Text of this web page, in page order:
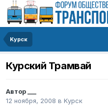
Kурск
Курский Трамвай
Автор___
12 ноября, 2008 в Kурск